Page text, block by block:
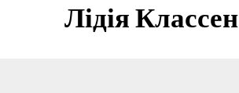
Лідія Классен